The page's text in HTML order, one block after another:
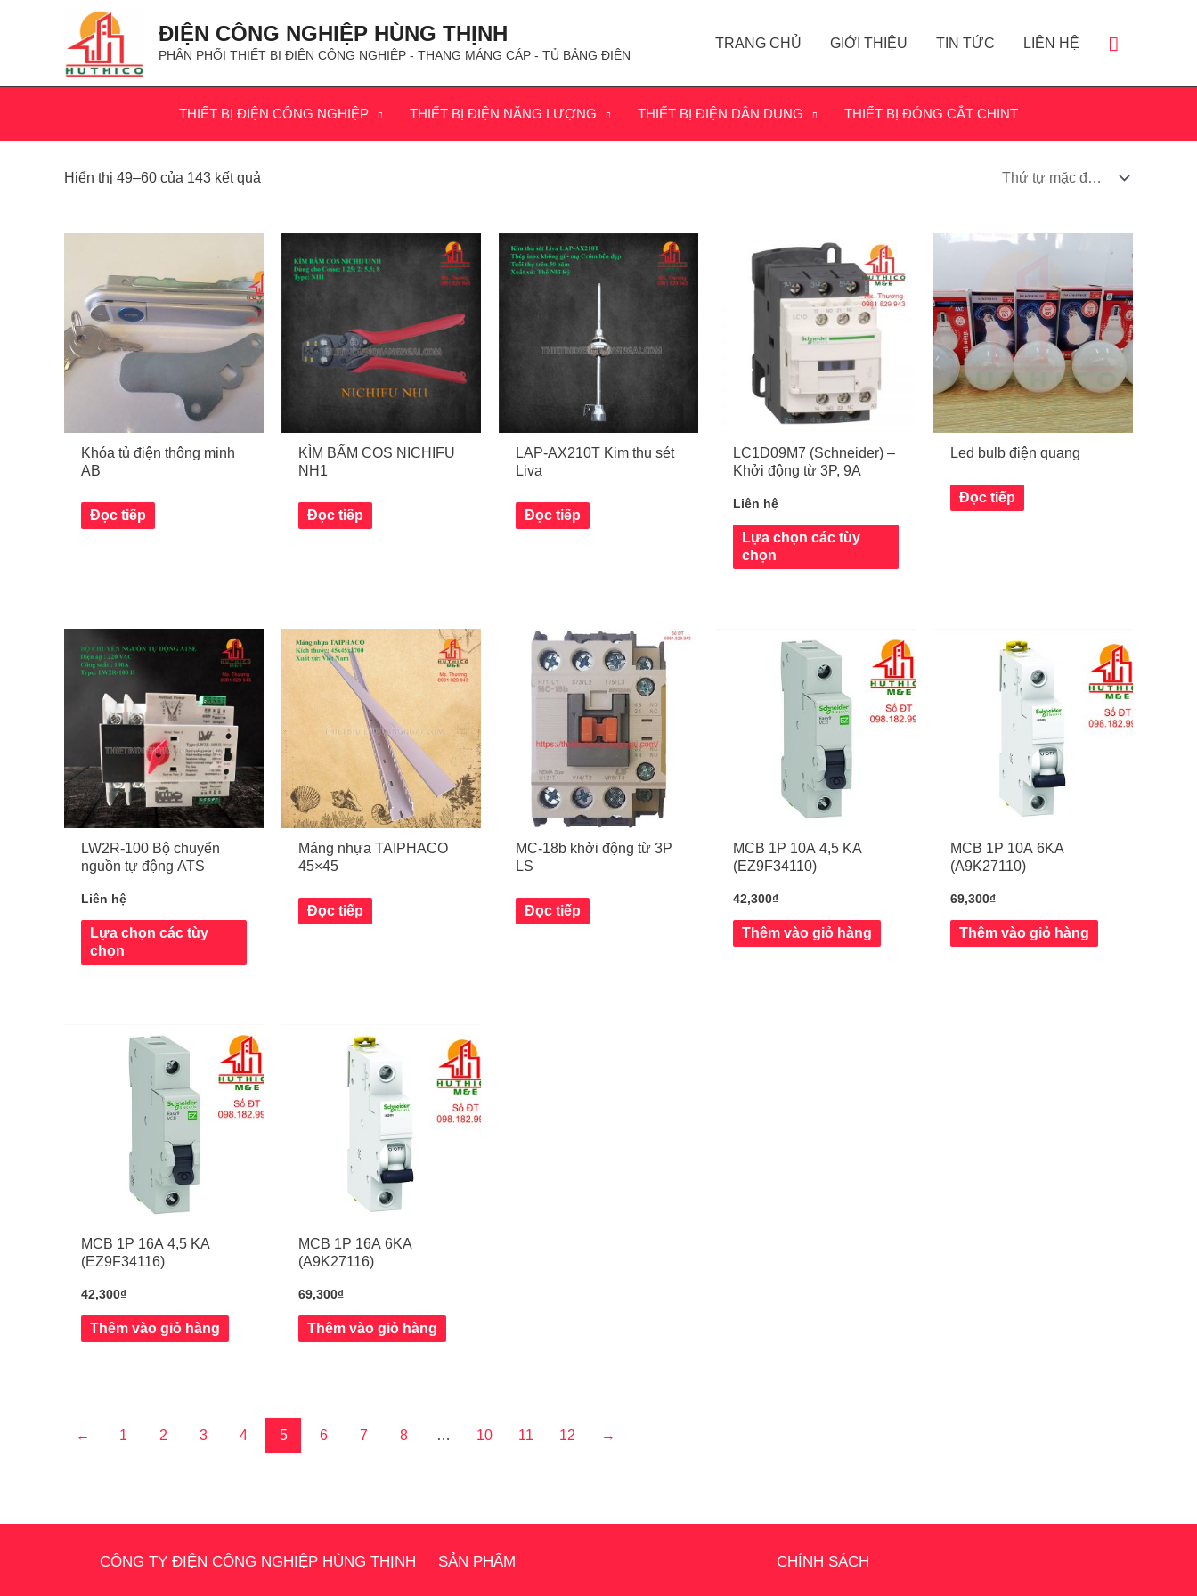
ĐIỆN CÔNG NGHIỆP HÙNG THỊNH
PHÂN PHỐI THIẾT BỊ ĐIỆN CÔNG NGHIỆP - THANG MÁNG CÁP - TỦ BẢNG ĐIỆN
TRANG CHỦ GIỚI THIỆU TIN TỨC LIÊN HỆ
THIẾT BỊ ĐIỆN CÔNG NGHIỆP THIẾT BỊ ĐIỆN NĂNG LƯỢNG THIẾT BỊ ĐIỆN DÂN DỤNG THIẾT BỊ ĐÓNG CẮT CHINT
Hiển thị 49–60 của 143 kết quả
Khóa tủ điện thông minh
AB
Đọc tiếp
KÌM BẤM COS NICHIFU
NH1
Đọc tiếp
LAP-AX210T Kim thu sét
Liva
Đọc tiếp
LC1D09M7 (Schneider) –
Khởi động từ 3P, 9A
Liên hệ
Lựa chọn các tùy
chọn
Led bulb điện quang
Đọc tiếp
LW2R-100 Bộ chuyển
nguồn tự động ATS
Liên hệ
Lựa chọn các tùy
chọn
Máng nhựa TAIPHACO
45×45
Đọc tiếp
MC-18b khởi động từ 3P
LS
Đọc tiếp
MCB 1P 10A 4,5 KA
(EZ9F34110)
42,300₫
Thêm vào giỏ hàng
MCB 1P 10A 6KA
(A9K27110)
69,300₫
Thêm vào giỏ hàng
MCB 1P 16A 4,5 KA
(EZ9F34116)
42,300₫
Thêm vào giỏ hàng
MCB 1P 16A 6KA
(A9K27116)
69,300₫
Thêm vào giỏ hàng
← 1 2 3 4 5 6 7 8 … 10 11 12 →
CÔNG TY ĐIỆN CÔNG NGHIỆP HÙNG THỊNH SẢN PHẨM CHÍNH SÁCH